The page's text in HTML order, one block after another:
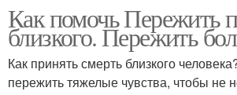
Как помочь Пережить
близкого. Пережить
Как принять смерть близкого
пережить тяжелые чувства, чтобы не